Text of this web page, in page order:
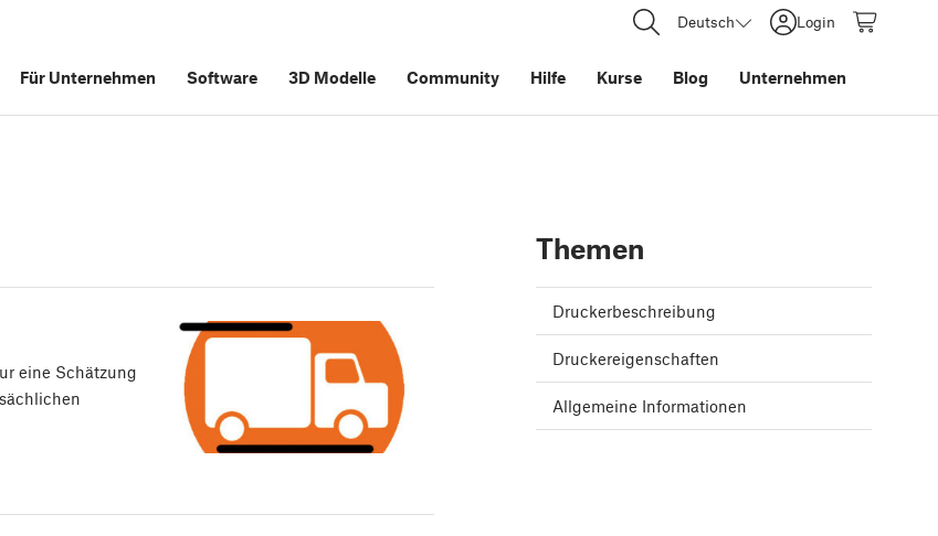
Deutsch Login
Für Unternehmen Software 3D Modelle Community Hilfe Kurse Blog Unternehmen
eine Schätzung
Themen
Druckerbeschreibung
Druckereigenschaften
Allgemeine Informationen